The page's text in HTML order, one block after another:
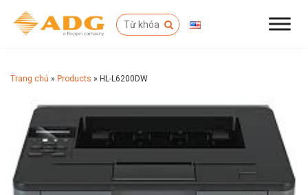
Trang chủ » Products » HL-L6200DW